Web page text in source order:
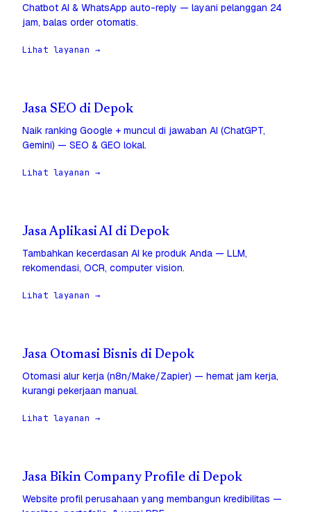
Chatbot AI & WhatsApp auto-reply — layani pelanggan 24
jam, balas order otomatis.
Lihat layanan →
Jasa SEO di Depok
Naik ranking Google + muncul di jawaban AI (ChatGPT,
Gemini) — SEO & GEO lokal.
Lihat layanan →
Jasa Aplikasi AI di Depok
Tambahkan kecerdasan AI ke produk Anda — LLM,
rekomendasi, OCR, computer vision.
Lihat layanan →
Jasa Otomasi Bisnis di Depok
Otomasi alur kerja (n8n/Make/Zapier) — hemat jam kerja,
kurangi pekerjaan manual.
Lihat layanan →
Jasa Bikin Company Profile di Depok
Website profil perusahaan yang membangun kredibilitas —